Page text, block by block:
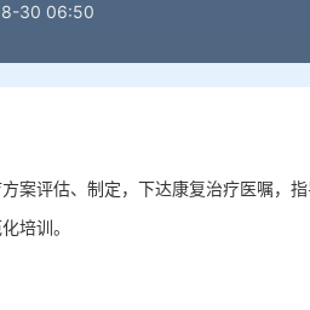
30 06:50
案评估、制定，下达康复治疗医嘱，
培训。